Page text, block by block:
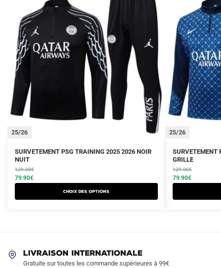
25/26
SURVETEMENT PSG TRAINING 2025 2026 NOIR
NUIT
129.90€
Le
prix
initial
était :
79.90€
Le
prix
actuel
est :
Choix des options
Ce
produit
a
plusieurs
variations.
choisies
25/26
SURVETEMENT
GRILLE
129.90€
Le
prix
initial
était :
79.90€
Le
prix
actuel
est :
Ce
produit
a
plusieurs
variations.
LIVRAISON INTERNATIONALE
Gratuite sur toutes les commande supérieures à 99€